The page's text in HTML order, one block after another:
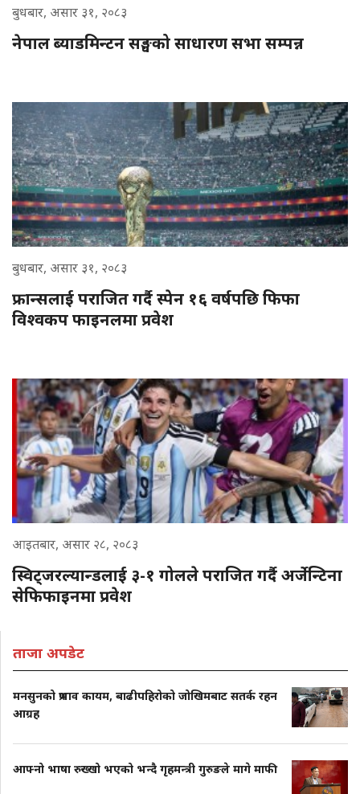
बुधबार, असार ३१, २०८३
नेपाल ब्याडमिन्टन सङ्घको साधारण सभा सम्पन्न
बुधबार, असार ३१, २०८३
फ्रान्सलाई पराजित गर्दै स्पेन १६ वर्षपछि फिफा
विश्वकप फाइनलमा प्रवेश
आइतबार, असार २८, २०८३
स्विट्जरल्यान्डलाई ३-१ गोलले पराजित गर्दै अर्जेन्टिना
सेफिफाइनमा प्रवेश
ताजा अपडेट
मनसुनको प्रभाव कायम, बाढीपहिरोको जोखिमबाट सतर्क रहन
आग्रह
आफ्नो भाषा रुख्खो भएको भन्दै गृहमन्त्री गुरुङले मागे माफी